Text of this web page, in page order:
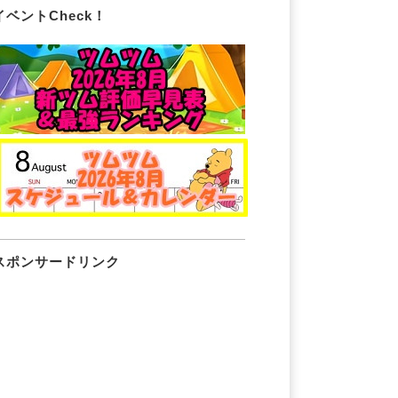
ベントCheck！
ポンサードリンク